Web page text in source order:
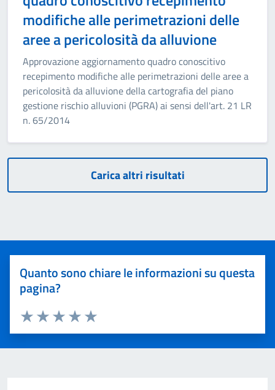
modifiche alle perimetrazioni delle
aree a pericolosità da alluvione
Approvazione aggiornamento quadro conoscitivo
recepimento modifiche alle perimetrazioni delle aree a
pericolosità da alluvione della cartografia del piano
gestione rischio alluvioni (PGRA) ai sensi dell'art. 21 LR
n. 65/2014
Carica altri risultati
Quanto sono chiare le informazioni su questa
pagina?
Valuta 5 stelle su 5
Valuta 4 stelle su 5
Valuta 3 stelle su 5
Valuta 2 stelle su 5
Valuta 1 stelle su 5